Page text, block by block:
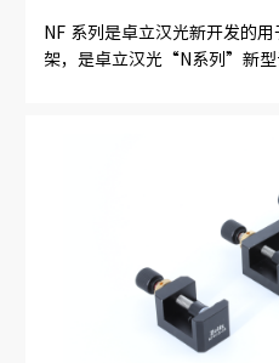
NF 系列是卓立汉光新开发的
架，是卓立汉光“N系列”新型